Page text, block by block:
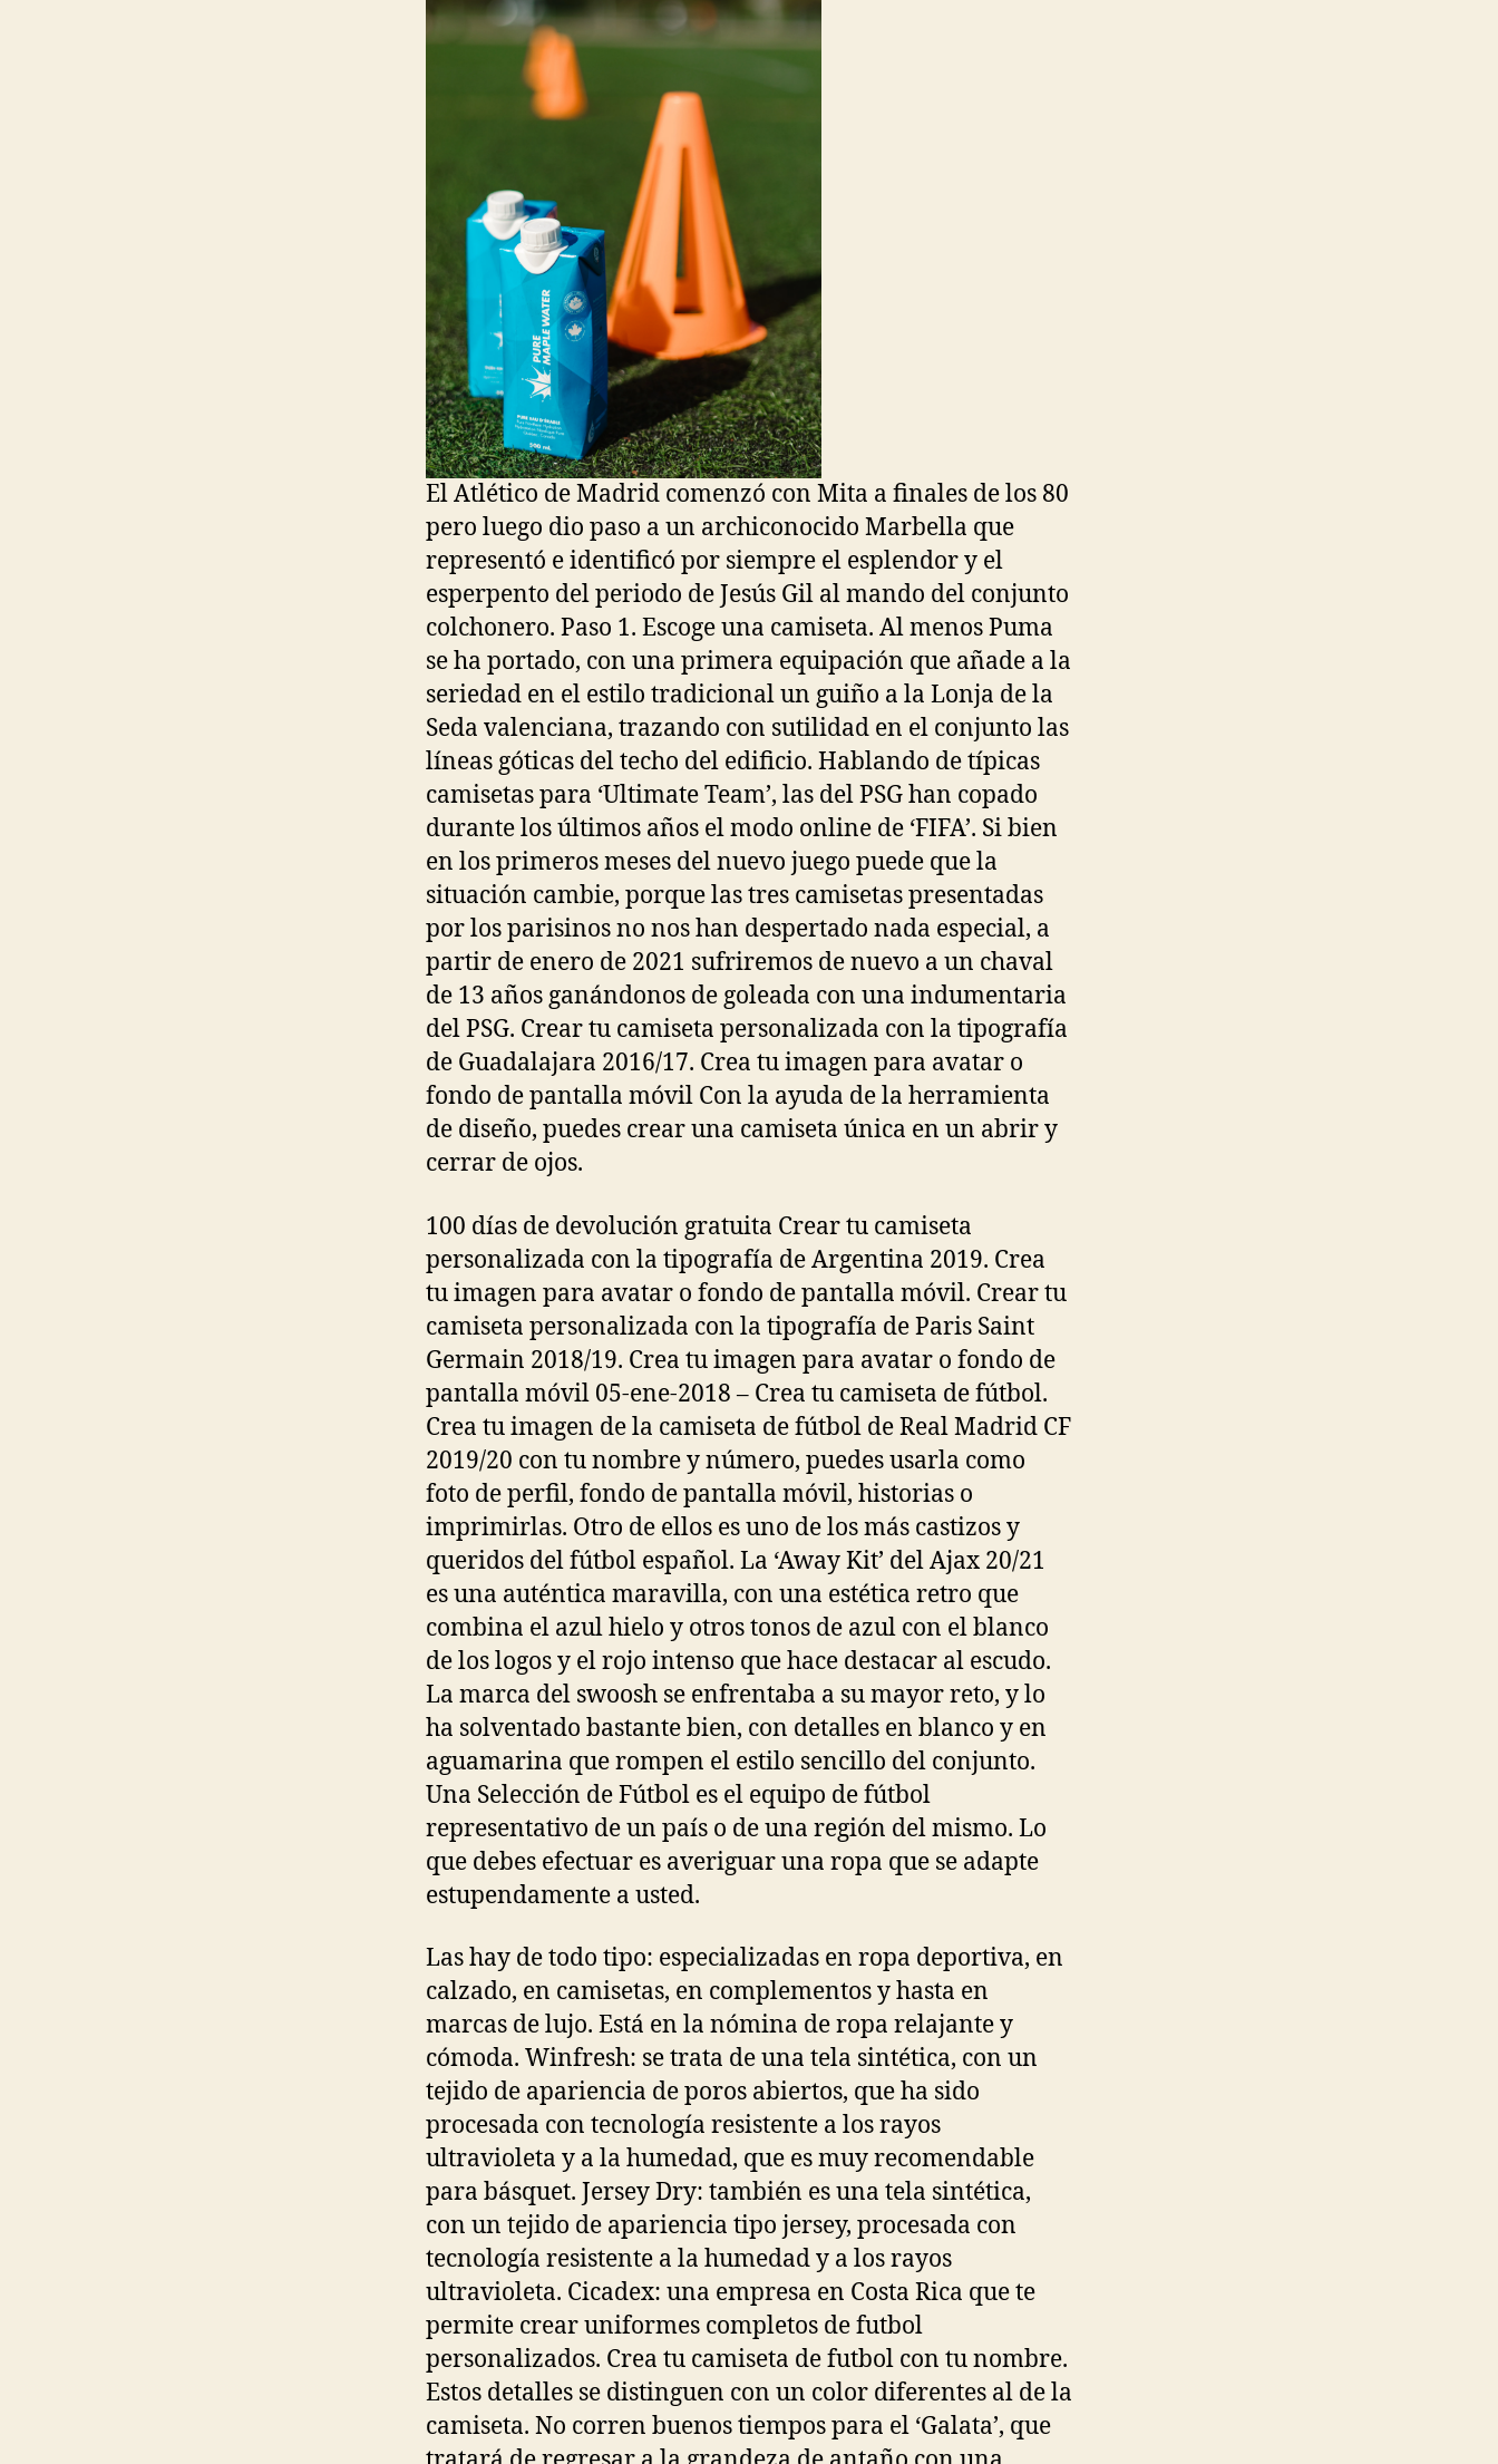
El Atlético de Madrid comenzó con Mita a finales de los 80
pero luego dio paso a un archiconocido Marbella que
representó e identificó por siempre el esplendor y el
esperpento del periodo de Jesús Gil al mando del conjunto
colchonero. Paso 1. Escoge una camiseta. Al menos Puma
se ha portado, con una primera equipación que añade a la
seriedad en el estilo tradicional un guiño a la Lonja de la
Seda valenciana, trazando con sutilidad en el conjunto las
líneas góticas del techo del edificio. Hablando de típicas
camisetas para ‘Ultimate Team’, las del PSG han copado
durante los últimos años el modo online de ‘FIFA’. Si bien
en los primeros meses del nuevo juego puede que la
situación cambie, porque las tres camisetas presentadas
por los parisinos no nos han despertado nada especial, a
partir de enero de 2021 sufriremos de nuevo a un chaval
de 13 años ganándonos de goleada con una indumentaria
del PSG. Crear tu camiseta personalizada con la tipografía
de Guadalajara 2016/17. Crea tu imagen para avatar o
fondo de pantalla móvil Con la ayuda de la herramienta
de diseño, puedes crear una camiseta única en un abrir y
cerrar de ojos.
100 días de devolución gratuita Crear tu camiseta
personalizada con la tipografía de Argentina 2019. Crea
tu imagen para avatar o fondo de pantalla móvil. Crear tu
camiseta personalizada con la tipografía de Paris Saint
Germain 2018/19. Crea tu imagen para avatar o fondo de
pantalla móvil 05-ene-2018 – Crea tu camiseta de fútbol.
Crea tu imagen de la camiseta de fútbol de Real Madrid CF
2019/20 con tu nombre y número, puedes usarla como
foto de perfil, fondo de pantalla móvil, historias o
imprimirlas. Otro de ellos es uno de los más castizos y
queridos del fútbol español. La ‘Away Kit’ del Ajax 20/21
es una auténtica maravilla, con una estética retro que
combina el azul hielo y otros tonos de azul con el blanco
de los logos y el rojo intenso que hace destacar al escudo.
La marca del swoosh se enfrentaba a su mayor reto, y lo
ha solventado bastante bien, con detalles en blanco y en
aguamarina que rompen el estilo sencillo del conjunto.
Una Selección de Fútbol es el equipo de fútbol
representativo de un país o de una región del mismo. Lo
que debes efectuar es averiguar una ropa que se adapte
estupendamente a usted.
Las hay de todo tipo: especializadas en ropa deportiva, en
calzado, en camisetas, en complementos y hasta en
marcas de lujo. Está en la nómina de ropa relajante y
cómoda. Winfresh: se trata de una tela sintética, con un
tejido de apariencia de poros abiertos, que ha sido
procesada con tecnología resistente a los rayos
ultravioleta y a la humedad, que es muy recomendable
para básquet. Jersey Dry: también es una tela sintética,
con un tejido de apariencia tipo jersey, procesada con
tecnología resistente a la humedad y a los rayos
ultravioleta. Cicadex: una empresa en Costa Rica que te
permite crear uniformes completos de futbol
personalizados. Crea tu camiseta de futbol con tu nombre.
Estos detalles se distinguen con un color diferentes al de la
camiseta. No corren buenos tiempos para el ‘Galata’, que